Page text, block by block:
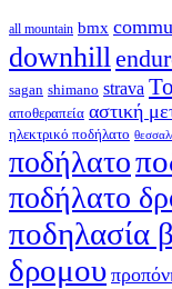
all mountain bmx
downhill
sagan shimano strava
αποθεραπεία αστική
ηλεκτρικό ποδήλατο
ποδήλατο
ποδήλατο
ποδηλασία
δρομου